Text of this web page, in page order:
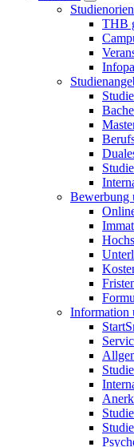
THB
Bewerbung
Information